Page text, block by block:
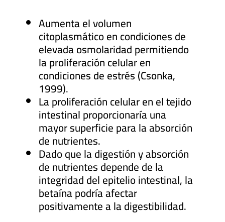
Aumenta el volumen
citoplasmático en condiciones de
elevada osmolaridad permitiendo
la proliferación celular en
condiciones de estrés (Csonka,
1999).
La proliferación celular en el tejido
intestinal proporcionaría una
mayor superficie para la absorción
de nutrientes.
Dado que la digestión y absorción
de nutrientes depende de la
integridad del epitelio intestinal, la
betaína podría afectar
positivamente a la digestibilidad.